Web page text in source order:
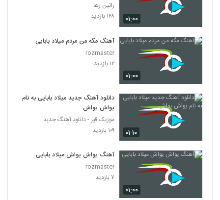
۰۱:۰۰
راتین رها
۱۲۸ بازدید
۰۱:۰۰
آهنگ مگه من مردم میلاد بابایی
rozmaster
۱۲ بازدید
۰۱:۱۰
دانلود آهنگ جدید میلاد بابایی به نام
یواش یواش
موزیک قیر - دانلود آهنگ جدبد
۱۰۹ بازدید
۰۱:۰۰
آهنگ یواش یواش میلاد بابایی
rozmaster
۷ بازدید